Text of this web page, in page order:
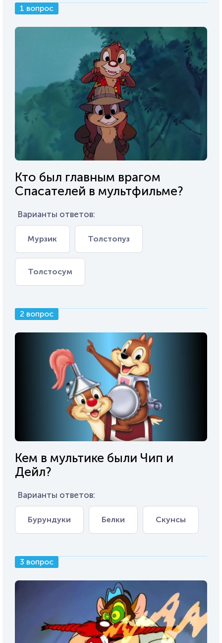
1 вопрос
Кто был главным врагом
Спасателей в мультфильме?
Варианты ответов:
Мурзик Толстопуз
Толстосум
2 вопрос
Кем в мультике были Чип и
Дейл?
Варианты ответов:
Бурундуки Белки Скунсы
3 вопрос